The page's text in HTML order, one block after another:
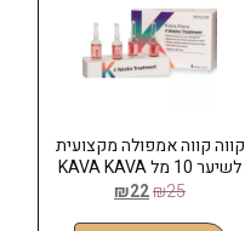
קווה קווה אמפולה מקצועית
לשיער 10 מל KAVA KAVA
₪25
₪22